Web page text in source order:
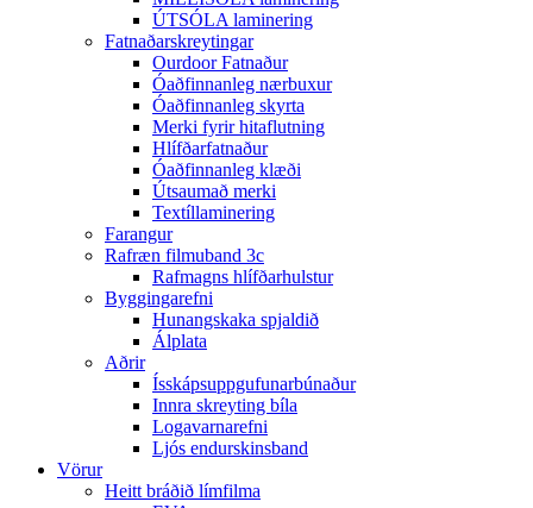
ÚTSÓLA laminering
Fatnaðarskreytingar
Ourdoor Fatnaður
Óaðfinnanleg nærbuxur
Óaðfinnanleg skyrta
Merki fyrir hitaflutning
Hlífðarfatnaður
Óaðfinnanleg klæði
Útsaumað merki
Textíllaminering
Farangur
Rafræn filmuband 3c
Rafmagns hlífðarhulstur
Byggingarefni
Hunangskaka spjaldið
Álplata
Aðrir
Ísskápsuppgufunarbúnaður
Innra skreyting bíla
Logavarnarefni
Ljós endurskinsband
Vörur
Heitt bráðið límfilma